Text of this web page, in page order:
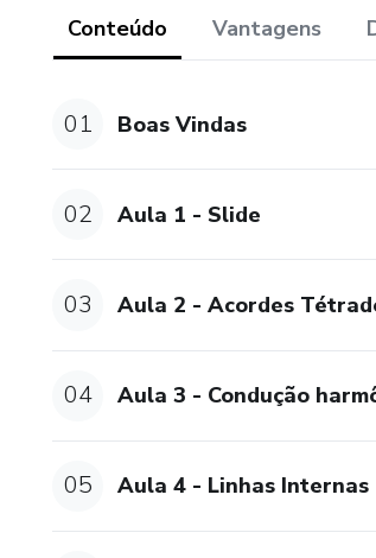
Para
Conteúdo Vantagens
01 Boas Vindas
02 Aula 1 - Slide
03 Aula 2 - Acordes
04 Aula 3 - Condução
05 Aula 4 - Linhas Internas